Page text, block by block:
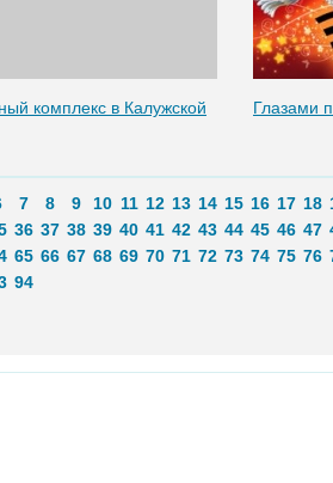
комплекс в Калужской
Глазами
7 8 9 10 11 12 13 14 15 16 17 18
36 37 38 39 40 41 42 43 44 45 46 47
65 66 67 68 69 70 71 72 73 74 75 76
94